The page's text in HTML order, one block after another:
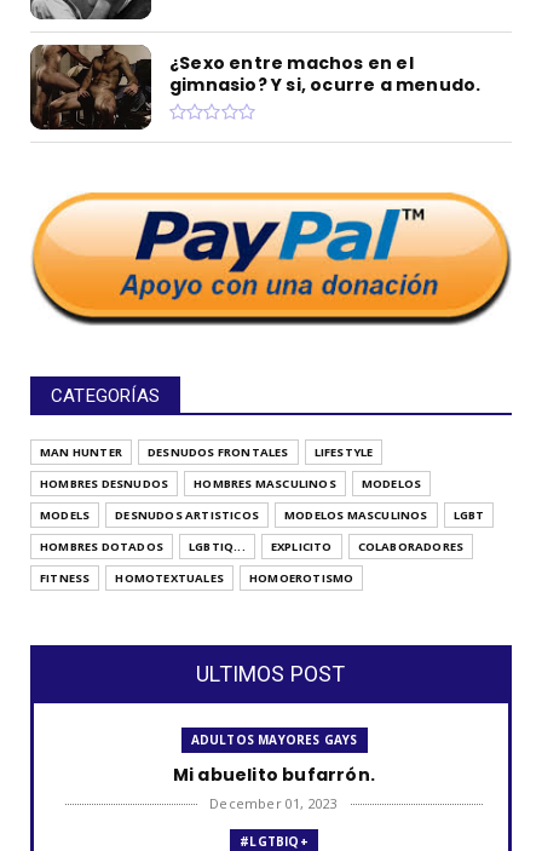
¿Sexo entre machos en el
gimnasio? Y si, ocurre a menudo.
CATEGORÍAS
MAN HUNTER DESNUDOS FRONTALES
LIFESTYLE
HOMBRES DESNUDOS
HOMBRES MASCULINOS
MODELOS
MODELS
DESNUDOS ARTISTICOS MODELOS MASCULINOS
LGBT
HOMBRES DOTADOS
LGBTIQ... EXPLICITO
COLABORADORES
FITNESS
HOMOTEXTUALES HOMOEROTISMO
ULTIMOS POST
ADULTOS MAYORES GAYS
Mi abuelito bufarrón.
December 01, 2023
#LGTBIQ+